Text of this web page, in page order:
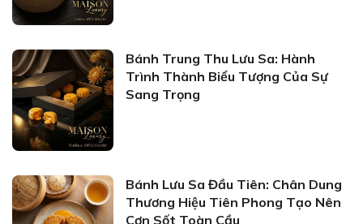
Bánh Trung Thu Lưu Sa: Hành
Trình Thành Biểu Tượng Của Sự
Sang Trọng
Bánh Lưu Sa Đầu Tiên: Chân Dung
Thương Hiệu Tiên Phong Tạo Nên
Cơn Sốt Toàn Cầu